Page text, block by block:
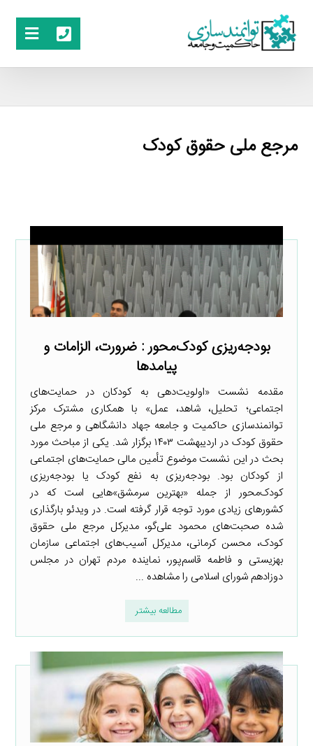
مرجع ملی حقوق کودک
بودجه‌ریزی کودک‌محور : ضرورت، الزامات و
پیامدها
مقدمه نشست «اولویت‌دهی به کودکان در حمایت‌های
اجتماعی؛ تحلیل، شاهد، عمل» با همکاری مشترک مرکز
توانمندسازی حاکمیت و جامعه جهاد دانشگاهی و مرجع ملی
حقوق کودک در اردیبهشت ۱۴۰۳ برگزار شد. یکی از مباحث مورد
بحث در این نشست موضوع تأمین مالی حمایت‌های اجتماعی
از کودکان بود. بودجه‌ریزی به نفع کودک یا بودجه‌ریزی
کودک‌محور از جمله «بهترین سرمشق»هایی است که در
کشورهای زیادی مورد توجه قرار گرفته است. در ویدئو بارگذاری
شده صحبت‌های محمود علی‌گو، مدیرکل مرجع ملی حقوق
کودک، محسن کرمانی، مدیرکل آسیب‌های اجتماعی سازمان
بهزیستی و فاطمه قاسم‌پور، نماینده مردم تهران در مجلس
دوزادهم شورای اسلامی را مشاهده ...
مطالعه بیشتر